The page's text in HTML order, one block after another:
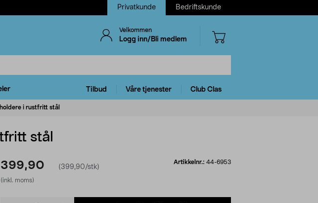
Privatkunde Bedriftskunde
Velkommen
Logg inn/Bli medlem
Tilbud Våre tjenester Club Clas
i rustfritt stål
stål
399,90 (399,90/stk)
(inkl. moms)
Artikkelnr.: 44-6953